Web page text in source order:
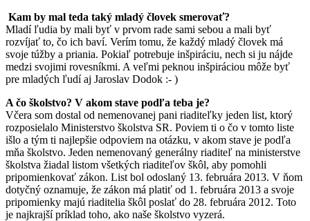
Kam by mal teda taký mladý človek smerovať?
Mladí ľudia by mali byť v prvom rade sami sebou a mali byť
rozvíjať to, čo ich baví. Verím tomu, že každý mladý človek má
svoje túžby a priania. Pokiaľ potrebuje inšpiráciu, nech si ju nájde
medzi svojimi rovesníkmi. A veľmi peknou inšpiráciou môže byť
pre mladých ľudí aj Jaroslav Dodok :- )
A čo školstvo? V akom stave podľa teba je?
Včera som dostal od nemenovanej pani riaditeľky jeden list, ktorý
rozposielalo Ministerstvo školstva SR. Poviem ti o čo v tomto liste
išlo a tým ti najlepšie odpoviem na otázku, v akom stave je podľa
mňa školstvo. Jeden nemenovaný generálny riaditeľ na ministerstve
školstva žiadal listom všetkých riaditeľov škôl, aby pomohli
pripomienkovať zákon. List bol odoslaný 13. februára 2013. V ňom
dotyčný oznamuje, že zákon má platiť od 1. februára 2013 a svoje
pripomienky majú riaditelia škôl poslať do 28. februára 2012. Toto
je najkrajší príklad toho, ako naše školstvo vyzerá.